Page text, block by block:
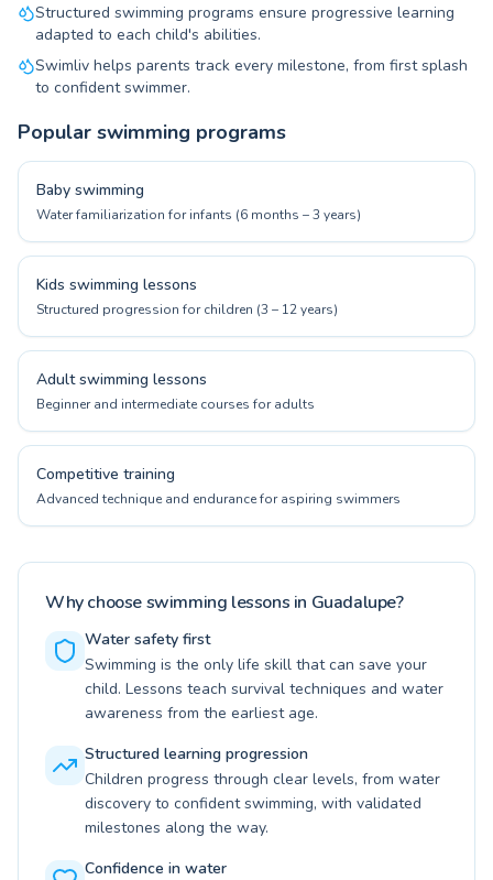
Structured swimming programs ensure progressive learning
adapted to each child's abilities.
Swimliv helps parents track every milestone, from first splash
to confident swimmer.
Popular swimming programs
Baby swimming
Water familiarization for infants (6 months – 3 years)
Kids swimming lessons
Structured progression for children (3 – 12 years)
Adult swimming lessons
Beginner and intermediate courses for adults
Competitive training
Advanced technique and endurance for aspiring swimmers
Why choose swimming lessons in Guadalupe?
Water safety first
Swimming is the only life skill that can save your
child. Lessons teach survival techniques and water
awareness from the earliest age.
Structured learning progression
Children progress through clear levels, from water
discovery to confident swimming, with validated
milestones along the way.
Confidence in water